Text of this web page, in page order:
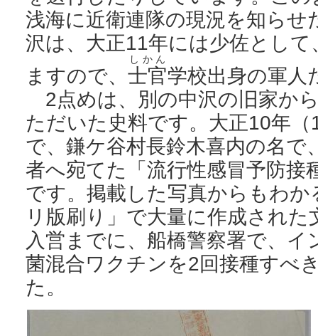
浅海に近衛連隊の現況を知ら
沢は、大正11年には少佐とし
ますので、 士官
しかん
学校出身の軍人
2点めは、別の中沢の旧家か
ただいた史料です。大正10年
で、鎌ケ谷村長鈴木喜内の名で
者へ宛てた「流行性感冒予防接
です。掲載した写真からもわ
リ版刷り」で大量に作成され
入営までに、船橋警察署で、
菌混合ワクチンを2回接種すべ
た。